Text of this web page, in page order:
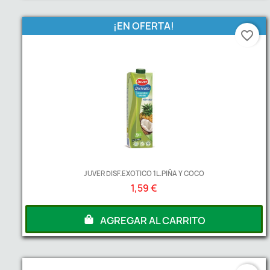
JUVER DISF.EXOTICO 1L.PIÑA Y COCO
1,59 €
¡EN OFERTA!
AGREGAR AL CARRITO
favorite_border